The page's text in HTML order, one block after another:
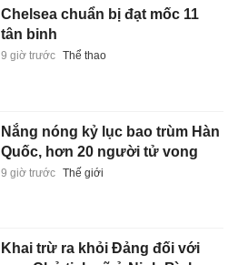
Chelsea chuẩn bị đạt mốc 11
tân binh
9 giờ trước Thể thao
Nắng nóng kỷ lục bao trùm Hàn
Quốc, hơn 20 người tử vong
9 giờ trước Thế giới
Khai trừ ra khỏi Đảng đối với